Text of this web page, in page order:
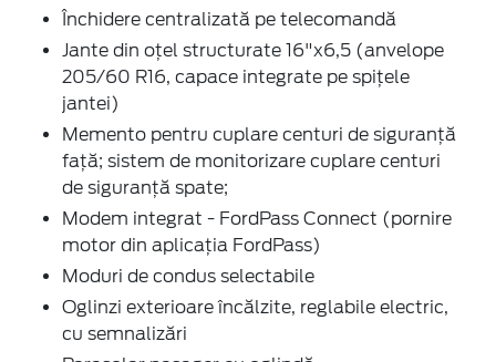
Închidere centralizată pe telecomandă
Jante din oțel structurate 16"x6,5 (anvelope
205/60 R16, capace integrate pe spițele
jantei)
Memento pentru cuplare centuri de siguranță
față; sistem de monitorizare cuplare centuri
de siguranță spate;
Modem integrat - FordPass Connect (pornire
motor din aplicația FordPass)
Moduri de condus selectabile
Oglinzi exterioare încălzite, reglabile electric,
cu semnalizări